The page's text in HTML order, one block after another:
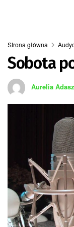
Strona główna
Sobota
Aurelia